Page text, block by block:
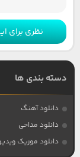
نظری برای
دسته بندی ها
دانلود آهنگ
دانلود مداحی
دانلود موزیک